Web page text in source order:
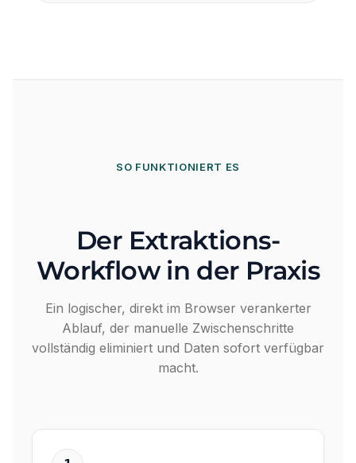
SO FUNKTIONIERT ES
Der Extraktions-
Workflow in der Praxis
Ein logischer, direkt im Browser verankerter
Ablauf, der manuelle Zwischenschritte
vollständig eliminiert und Daten sofort verfügbar
macht.